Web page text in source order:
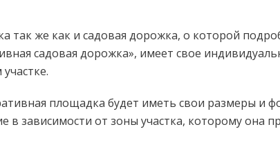
так же как и садовая дорожка, о которой
садовая дорожка», имеет свое
площадка будет иметь свои размеры и
в зависимости от зоны участка, которому она